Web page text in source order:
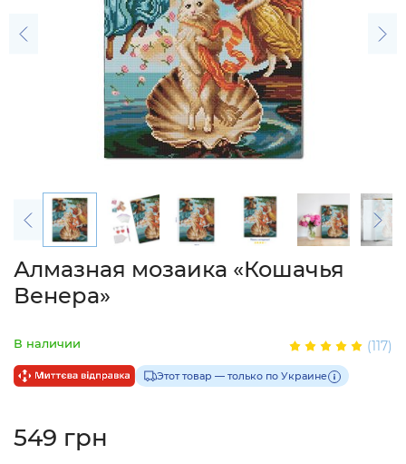
Алмазная мозаика «Кошачья
Венера»
В наличии (117)
Этот товар — только по Украине
549 грн